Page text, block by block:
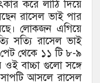
করে লাঠি দিয়ে
রাসেল ভাই পার
লোকজন এগিয়ে
সত্যি রাসেল ভাই
থেকে ১১ টি ৮-৯
ওই বাচ্চা গুলো সঙ্গে
আসলে রাসেল